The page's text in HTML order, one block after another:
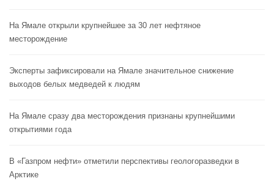
На Ямале открыли крупнейшее за 30 лет нефтяное
месторождение
Эксперты зафиксировали на Ямале значительное снижение
выходов белых медведей к людям
На Ямале сразу два месторождения признаны крупнейшими
открытиями года
В «Газпром нефти» отметили перспективы геологоразведки в
Арктике